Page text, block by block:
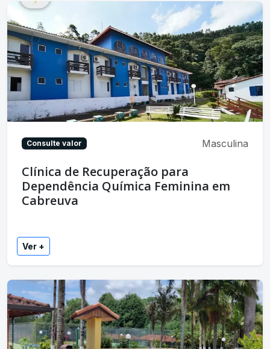
Consulte valor Masculina
Clínica de Recuperação para
Dependência Química Feminina em
Cabreuva
Ver +